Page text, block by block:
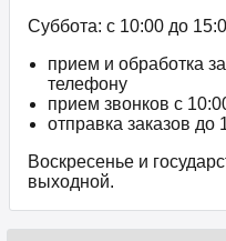
Суббота: с 10:00 до
прием и обработка
телефону
прием звонков c
отправка заказов до
Воскресенье и
выходной.